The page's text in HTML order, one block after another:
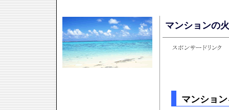
マンションの
マンショ